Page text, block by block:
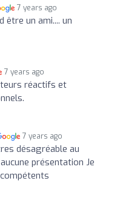
7 years ago
être un ami.... un
7 years ago
réactifs et
7 years ago
désagréable au
présentation Je